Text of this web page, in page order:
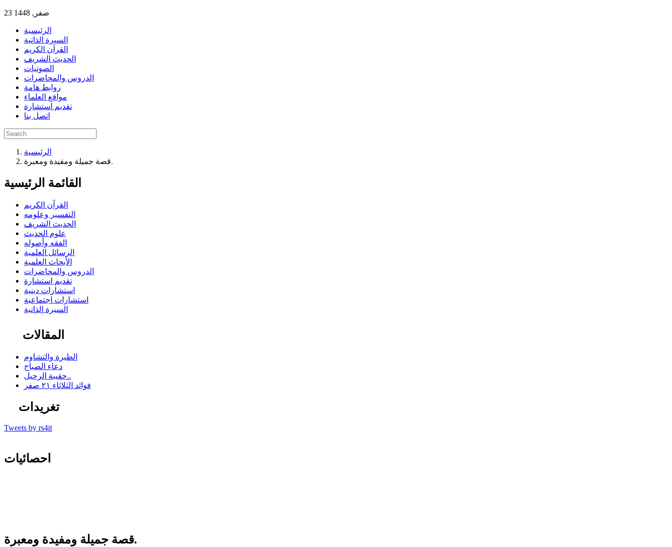
23 صفر, 1448
الرئيسية
السيرة الذاتية
القرآن الكريم
الحديث الشريف
الصوتيات
الدروس والمحاضرات
روابط هامة
مواقع العلماء
تقديم استشارة
اتصل بنا
الرئيسية
قصة جميلة ومفيدة ومعبرة.
القائمة الرئيسية
القرآن الكريم
التفسير وعلومه
الحديث الشريف
علوم الحديث
الفقه وأصوله
الرسائل العلمية
الأبحاث العلمية
الدروس والمحاضرات
تقديم استشارة
استشارات دينية
استشارات اجتماعية
السيرة الذاتية
المقالات
الطيرة والتشاوم
دعاء الصباح
حقيبة الرحيل..
فوائد الثلاثاء ٢١ صفر
تغريدات
Tweets by rs4it
احصائيات
قصة جميلة ومفيدة ومعبرة.